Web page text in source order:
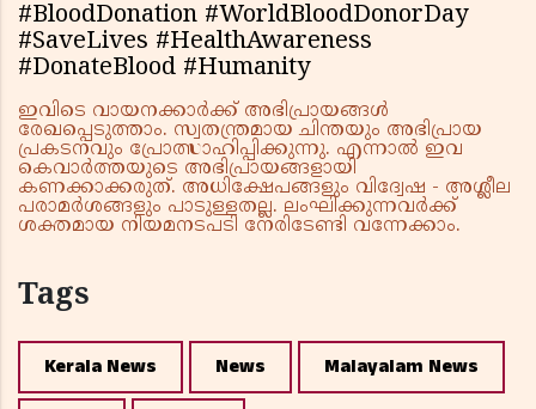
#BloodDonation #WorldBloodDonorDay
#SaveLives #HealthAwareness
#DonateBlood #Humanity
ഇവിടെ വായനക്കാർക്ക് അഭിപ്രായങ്ങൾ
രേഖപ്പെടുത്താം. സ്വതന്ത്രമായ ചിന്തയും അഭിപ്രായ
പ്രകടനവും പ്രോത്സാഹിപ്പിക്കുന്നു. എന്നാൽ ഇവ
കെവാർത്തയുടെ അഭിപ്രായങ്ങളായി
കണക്കാക്കരുത്. അധിക്ഷേപങ്ങളും വിദ്വേഷ - അശ്ലീല
പരാമർശങ്ങളും പാടുള്ളതല്ല. ലംഘിക്കുന്നവർക്ക്
ശക്തമായ നിയമനടപടി നേരിടേണ്ടി വന്നേക്കാം.
Tags
Kerala News News Malayalam News